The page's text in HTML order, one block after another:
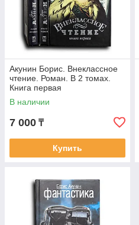
Акунин Борис. Внеклассное
чтение. Роман. В 2 томах.
Книга первая
В наличии
7 000 ₸
Купить